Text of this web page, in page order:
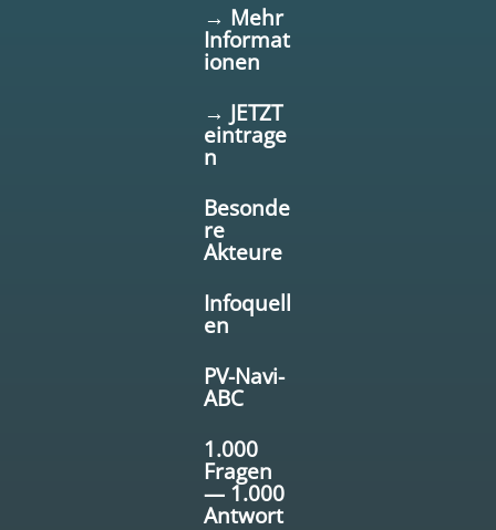
→ Mehr
Informat
ionen
→ JETZT
eintrage
n
Besonde
re
Akteure
Infoquell
en
PV-Navi-
ABC
1.000
Fragen
— 1.000
Antwort